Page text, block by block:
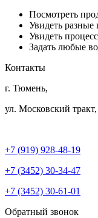
Посмотреть
Увидеть разные
Увидеть
Задать любые
Контакты
г. Тюмень,
ул. Московский
+7 (919) 928-48-19
+7 (3452) 30-34-47
+7 (3452) 30-61-01
Обратный звонок